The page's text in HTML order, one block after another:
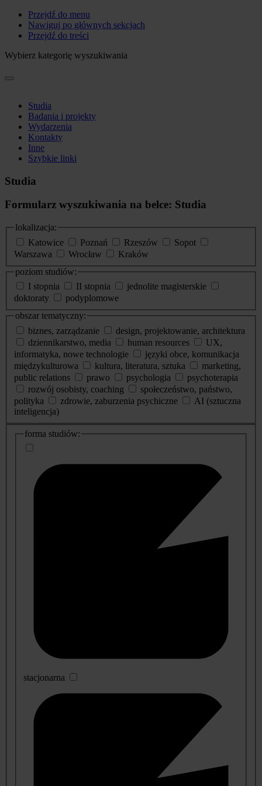
Przejdź do menu
Nawiguj po głównych sekcjach
Przejdź do treści
Wybierz kategorię wyszukiwania
Studia
Badania i projekty
Wydarzenia
Kontakty
Inne
Szybkie linki
Studia
Formularz wyszukiwania na belce: Studia
lokalizacja:
Katowice
Poznań Rzeszów
Sopot
Warszawa
Wrocław
Kraków
poziom studiów:
I stopnia
II stopnia
jednolite magisterskie
doktoraty
podyplomowe
obszar tematyczny:
biznes, zarządzanie
design, projektowanie, architektura
dziennikarstwo, media
human resources
UX,
informatyka, nowe technologie
języki obce, komunikacja
międzykulturowa
kultura, literatura, sztuka
marketing,
public relations
prawo psychologia
psychoterapia
rozwój osobisty, coaching
społeczeństwo, państwo,
polityka
zdrowie, zaburzenia psychiczne
AI (sztuczna
inteligencja)
dodatkowe
informacje
forma studiów:
stacjonarna